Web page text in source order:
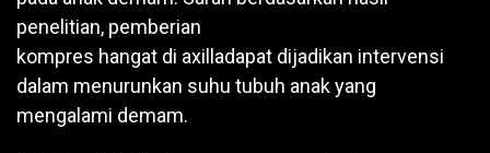
penelitian, pemberian
kompres hangat di axilladapat dijadikan intervensi
dalam menurunkan suhu tubuh anak yang
mengalami demam.